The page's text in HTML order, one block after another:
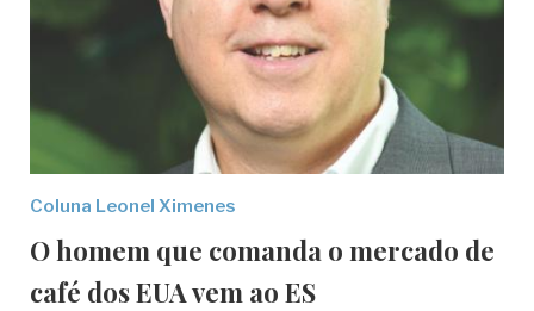
Coluna Leonel Ximenes
O homem que comanda o mercado de
café dos EUA vem ao ES